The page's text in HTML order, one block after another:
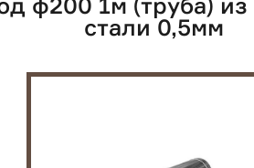
ф200 1м (труба)
стали 0,5мм